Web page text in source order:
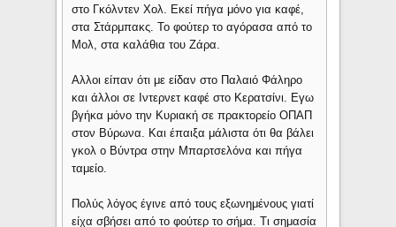
στο Γκόλντεν Χολ. Εκεί πήγα μόνο για καφέ,
στα Στάρμπακς. Το φούτερ το αγόρασα από το
Μολ, στα καλάθια του Ζάρα.
Αλλοι είπαν ότι με είδαν στο Παλαιό Φάληρο
και άλλοι σε Ιντερνετ καφέ στο Κερατσίνι. Εγω
βγήκα μόνο την Κυριακή σε πρακτορείο ΟΠΑΠ
στον Βύρωνα. Και έπαιξα μάλιστα ότι θα βάλει
γκολ ο Βύντρα στην Μπαρτσελόνα και πήγα
ταμείο.
Πολύς λόγος έγινε από τους εξωνημένους γιατί
είχα σβήσει από το φούτερ το σήμα. Τι σημασία